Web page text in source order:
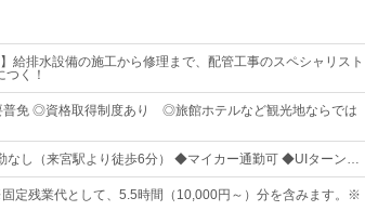
給排水設備の施工から修理まで、配管工事のスペシャリスト
く！
免 ◎資格取得制度あり ◎旅館ホテルなど観光地ならでは
なし（来宮駅より徒歩6分） ◆マイカー通勤可 ◆UIターン…
定残業代として、5.5時間（10,000円～）分を含みます。※